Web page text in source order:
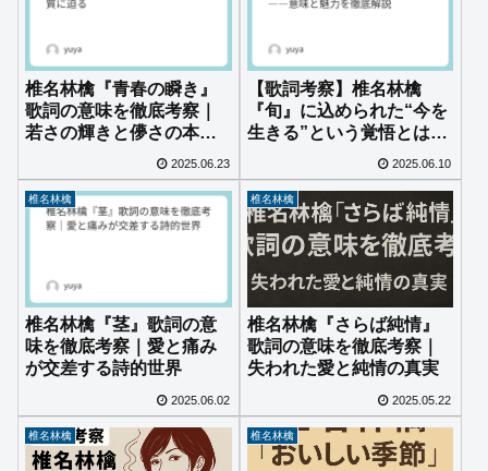
椎名林檎『青春の瞬き』
歌詞の意味を徹底考察｜
若さの輝きと儚さの本質
2025.06.23
【歌詞考察】椎名林檎
『旬』に込められた“今を
生きる”という覚悟とは？
――意味と魅力を徹底解
説
2025.06.10
椎名林檎
椎名林檎『茎』歌詞の意
味を徹底考察｜愛と痛み
が交差する詩的世界
2025.06.02
椎名林檎
椎名林檎『さらば純情』
歌詞の意味を徹底考察｜
失われた愛と純情の真実
2025.05.22
椎名林檎 椎名林檎